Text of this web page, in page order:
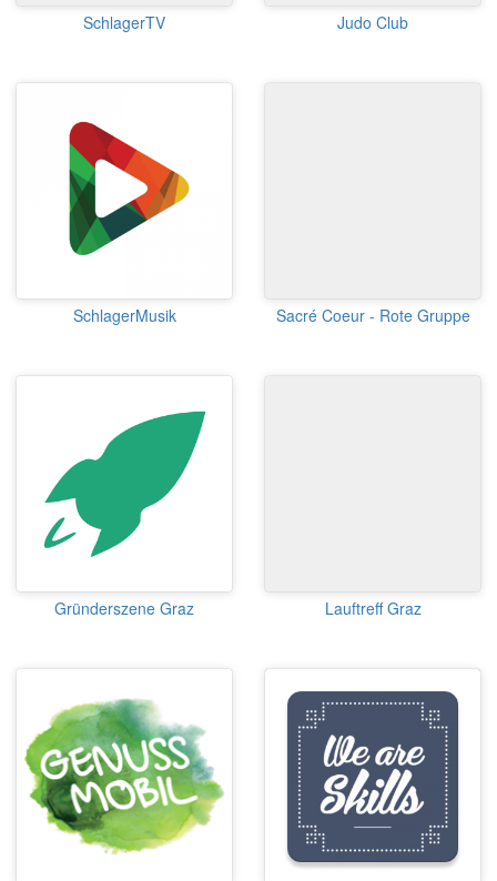
SchlagerTV Judo Club
SchlagerMusik Sacré Coeur - Rote Gruppe
Gründerszene Graz Lauftreff Graz